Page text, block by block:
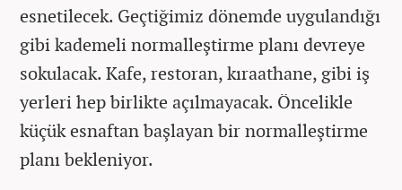
esnetilecek. Geçtiğimiz dönemde uygulandığı
gibi kademeli normalleştirme planı devreye
sokulacak. Kafe, restoran, kıraathane, gibi iş
yerleri hep birlikte açılmayacak. Öncelikle
küçük esnaftan başlayan bir normalleştirme
planı bekleniyor.